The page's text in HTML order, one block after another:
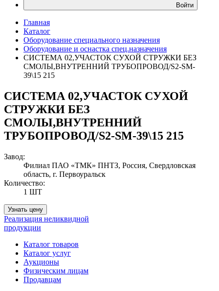
Войти
Главная
Каталог
Оборудование специального назначения
Оборудование и оснастка спец.назначения
СИСТЕМА 02,УЧАСТОК СУХОЙ СТРУЖКИ БЕЗ
СМОЛЫ,ВНУТРЕННИЙ ТРУБОПРОВОД/S2-SM-
39\15 215
СИСТЕМА 02,УЧАСТОК СУХОЙ
СТРУЖКИ БЕЗ
СМОЛЫ,ВНУТРЕННИЙ
ТРУБОПРОВОД/S2-SM-39\15 215
Завод:
Филиал ПАО «ТМК» ПНТЗ, Россия, Свердловская
область, г. Первоуральск
Количество:
1 ШТ
Узнать цену
Реализация неликвидной
продукции
Каталог товаров
Каталог услуг
Аукционы
Физическим лицам
Продавцам